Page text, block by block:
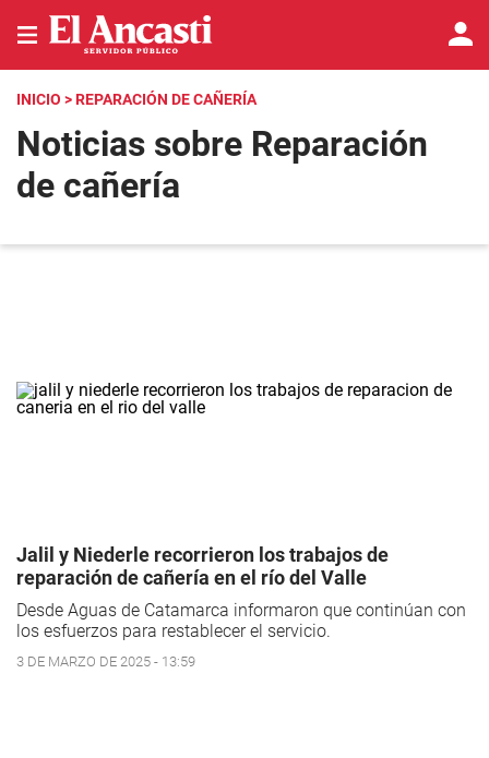
INICIO > REPARACIÓN DE CAÑERÍA
Noticias sobre Reparación
de cañería
Jalil y Niederle recorrieron los trabajos de
reparación de cañería en el río del Valle
Desde Aguas de Catamarca informaron que continúan con
los esfuerzos para restablecer el servicio.
3 DE MARZO DE 2025 - 13:59